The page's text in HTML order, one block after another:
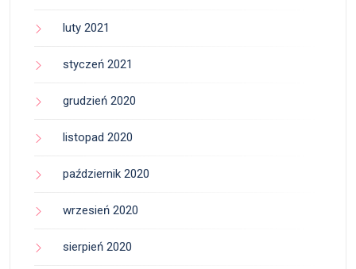
luty 2021
styczeń 2021
grudzień 2020
listopad 2020
październik 2020
wrzesień 2020
sierpień 2020